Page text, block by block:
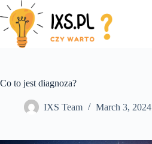
Skip
to
content
Co to jest diagnoza?
IXS Team March 3, 2024